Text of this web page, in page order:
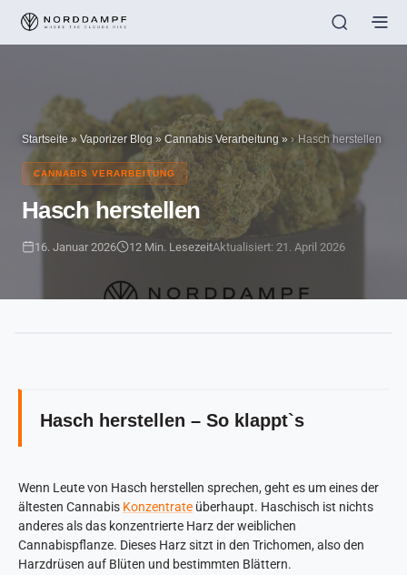
Startseite » Vaporizer Blog» Cannabis Verarbeitung» Hasch herstellen
CANNABIS VERARBEITUNG
Hasch herstellen
16. Januar 2026 12 Min. LesezeitAktualisiert: 21. April 2026
Hasch herstellen – So klappt`s
Wenn Leute von Hasch herstellen sprechen, geht es um eines der
ältesten Cannabis Konzentrate überhaupt. Haschisch ist nichts
anderes als das konzentrierte Harz der weiblichen
Cannabispflanze. Dieses Harz sitzt in den Trichomen, also den
Harzdrüsen auf Blüten und bestimmten Blättern.